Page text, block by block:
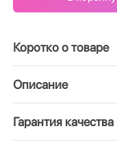
Коротко о товаре
Описание
Гарантия качества